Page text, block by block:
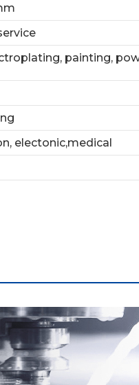
painting,
electonic,medical